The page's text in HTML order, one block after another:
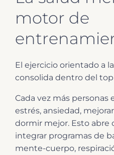
motor de
El ejercicio orientado a
consolida dentro del top
Cada vez más
estrés, ansiedad,
dormir mejor. Esto abre
integrar programas de
mente-cuerpo,